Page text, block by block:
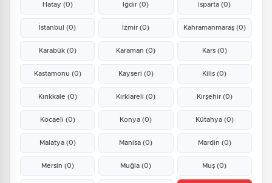
Hatay (0) Iğdır(0) Isparta(0)
İstanbul(0) İzmir(0) Kahramanmaraş (0)
Karabük (0) Karaman(0) Kars (0)
Kastamonu (0) Kayseri (0) Kilis(0)
Kırıkkale (0) Kırklareli(0) Kırşehir (0)
Kocaeli (0) Konya(0) Kütahya (0)
Malatya (0) Manisa(0) Mardin (0)
Mersin (0) Muğla(0) Muş(0)